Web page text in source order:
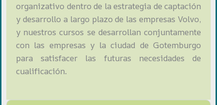
organizativo dentro de la estrategia de captación
y desarrollo a largo plazo de las empresas Volvo,
y nuestros cursos se desarrollan conjuntamente
con las empresas y la ciudad de Gotemburgo
para satisfacer las futuras necesidades de
cualificación.